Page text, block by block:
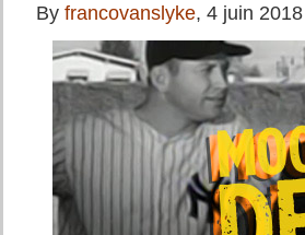
By francovanslyke, 4 juin 2018